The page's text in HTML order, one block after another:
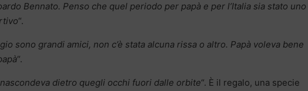
Bennato. Penso che quel periodo per papà e per l’Italia sia stato uno
“.
sono grandi amici, non c’è stata alcuna rissa o altro. Papà voleva bene
“.
dietro quegli occhi fuori dalle orbite“. È il regalo, una specie